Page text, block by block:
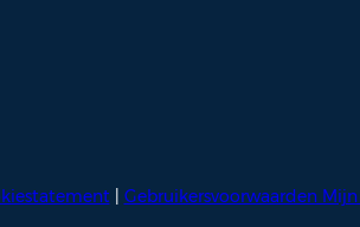
Gebruikersvoorwaarden Mijn